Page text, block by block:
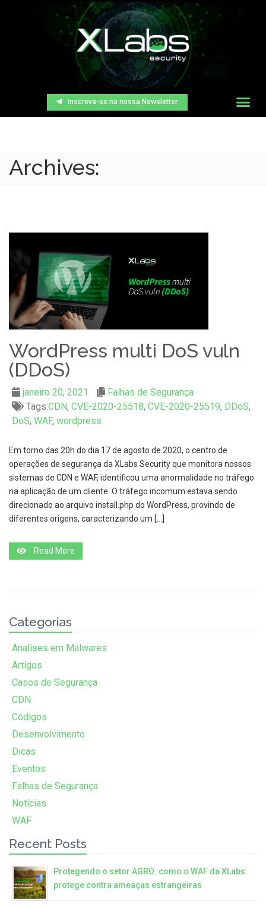
Inscreva-se na nossa Newsletter
Archives:
WordPress multi DoS vuln
(DDoS)
janeiro 20, 2021
Falhas de Segurança
Tags:CDN, CVE-2020-25518, CVE-2020-25519, DDoS,
DoS, WAF, wordpress
Em torno das 20h do dia 17 de agosto de 2020, o centro de
operações de segurança da XLabs Security que monitora nossos
sistemas de CDN e WAF, identificou uma anormalidade no tráfego
na aplicação de um cliente. O tráfego incomum estava sendo
direcionado ao arquivo install.php do WordPress, provindo de
diferentes origens, caracterizando um […]
Read More
Categorias
Analises em Malwares
Artigos
Casos de Segurança
CDN
Códigos
Desenvolvimento
Dicas
Eventos
Falhas de Segurança
Notícias
WAF
Recent Posts
Protegendo o setor AGRO: como o WAF da XLabs
protege contra ameaças estrangeiras